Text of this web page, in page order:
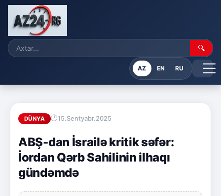
🔍
AZ EN RU
DÜNYA 15.Sentyabr.2025
ABŞ-dan İsrailə kritik səfər:
İordan Qərb Sahilinin ilhaqı
gündəmdə